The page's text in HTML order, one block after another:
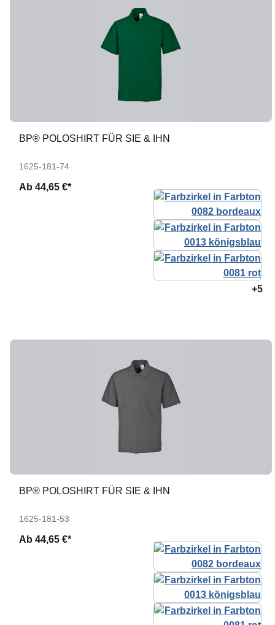
BP® POLOSHIRT FÜR SIE & IHN
1625-181-74
Ab 44,65 €*
+5
BP® POLOSHIRT FÜR SIE & IHN
1625-181-53
Ab 44,65 €*